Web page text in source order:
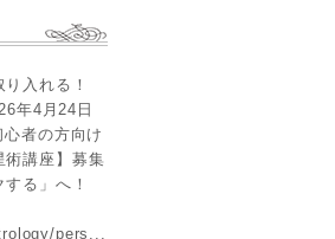
入れる！
年4月24日
心者の方向け
術講座】募集
る」へ！
pers...